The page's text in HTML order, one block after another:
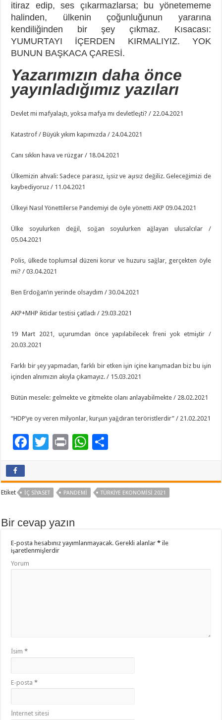
itiraz edip, ses çıkarmazlarsa; bu yönetememe
halinden, ülkenin çoğunluğunun yararına
kendiliğinden bir şey çıkmaz. Kısacası:
YUMURTAYI İÇERDEN KIRMALIYIZ. YOK
BUNUN BAŞKACA ÇARESİ.
Yazarımızın daha önce
yayınladığımız yazıları
Devlet mi mafyalaştı, yoksa mafya mı devletleşti? / 22.04.2021
Katastrof / Büyük yıkım kapımızda / 24.04.2021
Canı sıkkın hava ve rüzgar / 18.04.2021
Ülkemizin ahvali: Sadece parasız, işsiz ve aşısız değiliz. Geleceğimizi de
kaybediyoruz / 11.04.2021
Ülkeyi Nasıl Yönettilerse Pandemiyi de öyle yönetti AKP 09.04.2021
Ülke soyulurken değil, soğan soyulurken ağlayan ulusalcılar /
05.04.2021
Polis, ülkede toplumsal düzeni korur ve huzuru sağlar, gerçekten öyle
mi? / 03.04.2021
Ben Erdoğan’ın yerinde olsaydım / 30.04.2021
AKP+MHP iktidar testisi çatladı / 29.03.2021
19 Mart 2021, uçurumdan önce yapılabilecek freni yok etmiştir /
20.03.2021
Farklı bir şey yapmadan, farklı bir etken işin içine karışmadan biz bu işin
içinden alnımızın akıyla çıkamayız. / 15.03.2021
Bütün mesele: gelmekte ve gitmekte olanı anlayabilmekte / 28.02.2021
“HDP’ye oy veren milyonlar, kurşun yağdıran teröristlerdir” / 21.02.2021
F
b
o
k
T
er
Pr W
sA aş
Etiket İÇ SIYASET PANDEMI TÜRKIYE EKONOMISI 2021
Bir cevap yazın
E-posta hesabınız yayımlanmayacak. Gerekli alanlar* ile
işaretlenmişlerdir
Yorum
İsim*
E-posta*
İnternet sitesi